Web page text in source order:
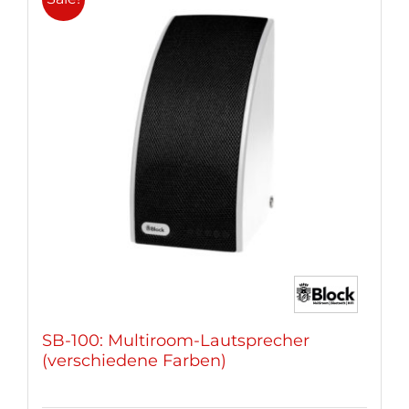
SB-100: Multiroom-Lautsprecher
(verschiedene Farben)